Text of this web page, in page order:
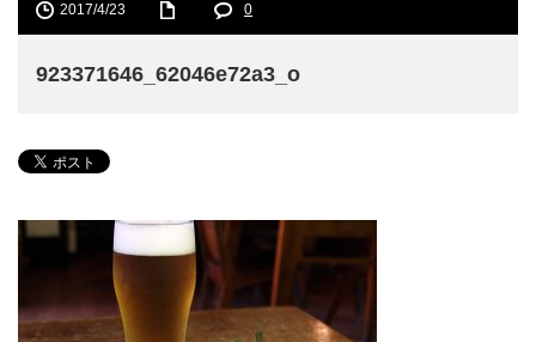
2017/4/23 0
923371646_62046e72a3_o